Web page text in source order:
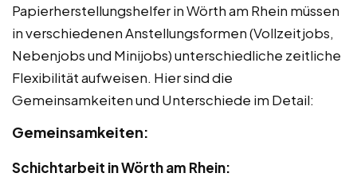
Papierherstellungshelfer in Wörth am Rhein müssen
in verschiedenen Anstellungsformen (Vollzeitjobs,
Nebenjobs und Minijobs) unterschiedliche zeitliche
Flexibilität aufweisen. Hier sind die
Gemeinsamkeiten und Unterschiede im Detail:
Gemeinsamkeiten:
Schichtarbeit in Wörth am Rhein: